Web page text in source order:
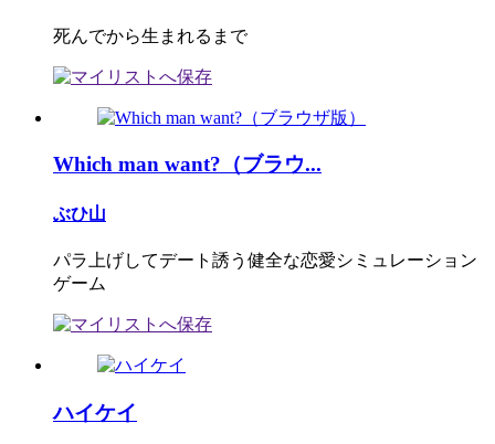
死んでから生まれるまで
Which man want?（ブラウ...
ぶひ山
パラ上げしてデート誘う健全な恋愛シミュレーション
ゲーム
ハイケイ